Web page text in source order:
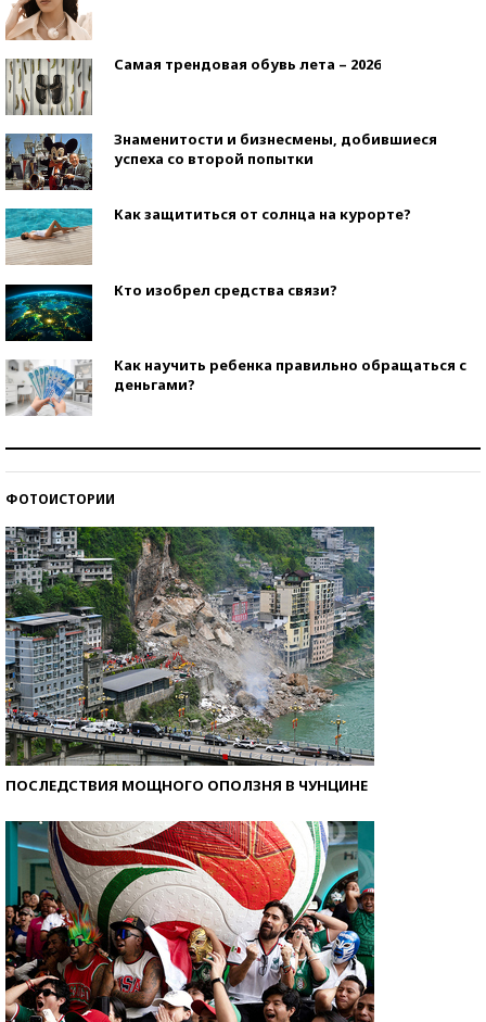
Самая трендовая обувь лета – 2026
Знаменитости и бизнесмены, добившиеся
успеха со второй попытки
Как защититься от солнца на курорте?
Кто изобрел средства связи?
Как научить ребенка правильно обращаться с
деньгами?
ФОТОИСТОРИИ
ПОСЛЕДСТВИЯ МОЩНОГО ОПОЛЗНЯ В ЧУНЦИНЕ